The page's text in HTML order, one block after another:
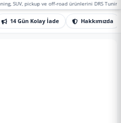
ve off-road ürünlerini DRS Tuning’de marka,
14 Gün Kolay İade Hakkımızda